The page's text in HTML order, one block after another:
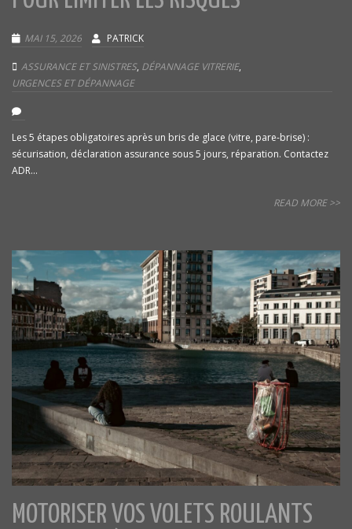
MAI 15, 2026 PATRICK
ASSURANCE ET SINISTRES, DÉPANNAGE VITRERIE,
URGENCES ET DÉPANNAGE
Les 5 étapes obligatoires après un bris de glace (vitre, pare-brise) :
sécurisation, déclaration assurance sous 5 jours, réparation. Contactez
ADR...
READ MORE >>
MOTORISER VOS VOLETS ROULANTS